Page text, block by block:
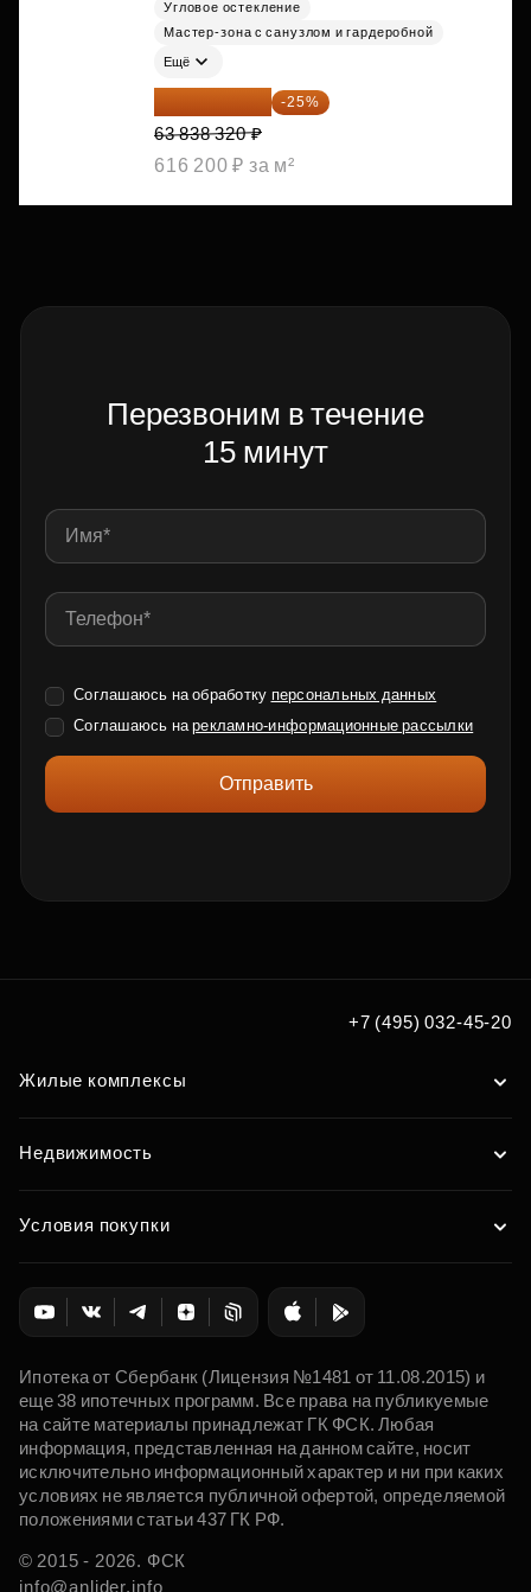
Угловое остекление
Мастер-зона с санузлом и гардеробной
Ещё
47 878 740 ₽ -25%
63 838 320 ₽
616 200 ₽ за м²
Перезвоним в течение
15 минут
Соглашаюсь на обработку персональных данных
Соглашаюсь нарекламно-информационные рассылки
Отправить
+7 (495) 032-45-20
Жилые комплексы
Недвижимость
Условия покупки
Ипотека от Сбербанк (Лицензия №1481 от 11.08.2015) и
еще 38 ипотечных программ. Все права на публикуемые
на сайте материалы принадлежат ГК ФСК. Любая
информация, представленная на данном сайте, носит
исключительно информационный характер и ни при каких
условиях не является публичной офертой, определяемой
положениями статьи 437 ГК РФ.
© 2015 - 2026. ФСК
info@anlider.info